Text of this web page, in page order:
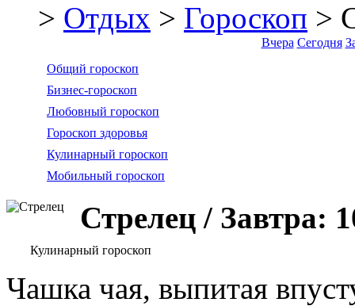
> Отдых > Гороскоп >
Вчера Сегодня
Общий гороскоп
Бизнес-гороскоп
Любовный гороскоп
Гороскоп здоровья
Кулинарный гороскоп
Мобильный гороскоп
Стрелец / Завтра:
Кулинарный гороскоп
Чашка чая, выпитая